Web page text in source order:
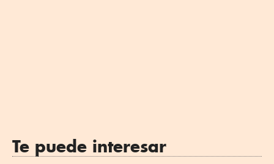
Te puede interesar